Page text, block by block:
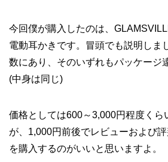
今回僕が購入したのは、
電動耳かきです。冒頭でも説明しま
数にあり、そのいずれもパッケージ
(中身は同じ)
価格としては600～3,000円程度くら
が、1,000円前後でレビューおよび
を購入するのがいいと思いますよ。